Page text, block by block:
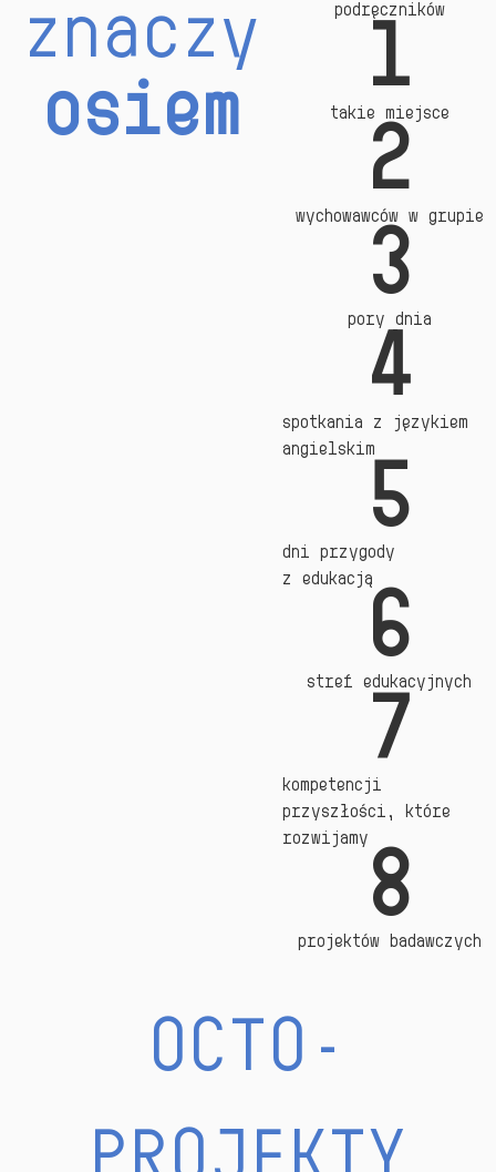
znaczy
osiem
podręczników
1
takie miejsce
2
wychowawców w grupie
3
pory dnia
4
spotkania z językiem
angielskim
5
dni przygody
z edukacją
6
stref edukacyjnych
7
kompetencji
przyszłości, które
rozwijamy
8
projektów badawczych
OCTO-